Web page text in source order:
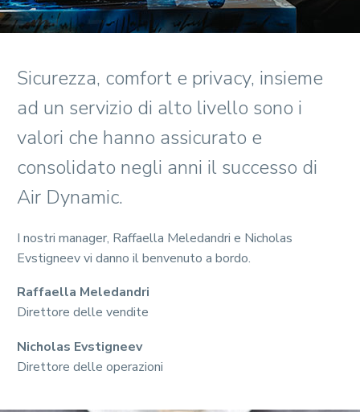
Sicurezza, comfort e privacy, insieme
ad un servizio di alto livello sono i
valori che hanno assicurato e
consolidato negli anni il successo di
Air Dynamic.
I nostri manager, Raffaella Meledandri e Nicholas
Evstigneev vi danno il benvenuto a bordo.
Raffaella Meledandri
Direttore delle vendite
Nicholas Evstigneev
Direttore delle operazioni